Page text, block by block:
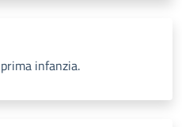
infanzia.